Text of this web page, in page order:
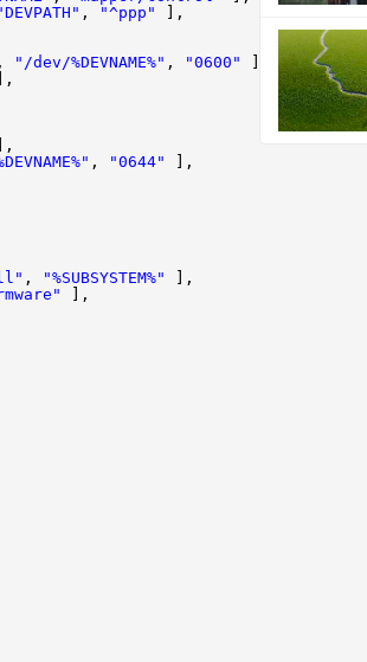
, "^ppp"
],
, "/dev/%DEVNAME%" , "0600"
],
, "0644"
],
, "%SUBSYSTEM%"
],
],